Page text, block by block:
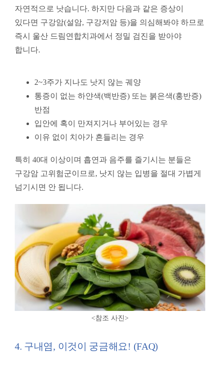
자연적으로 낫습니다. 하지만 다음과 같은 증상이
있다면 구강암(설암, 구강저암 등)을 의심해봐야 하므로
즉시 울산 드림연합치과에서 정밀 검진을 받아야
합니다.
2~3주가 지나도 낫지 않는 궤양
통증이 없는 하얀색(백반증) 또는 붉은색(홍반증)
반점
입안에 혹이 만져지거나 부어있는 경우
이유 없이 치아가 흔들리는 경우
특히 40대 이상이며 흡연과 음주를 즐기시는 분들은
구강암 고위험군이므로, 낫지 않는 입병을 절대 가볍게
넘기시면 안 됩니다.
<참조 사진>
4. 구내염, 이것이 궁금해요! (FAQ)